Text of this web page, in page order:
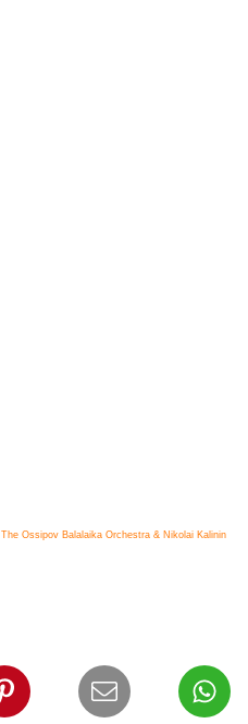
The Ossipov Balalaika Orchestra & Nikolai Kalinin